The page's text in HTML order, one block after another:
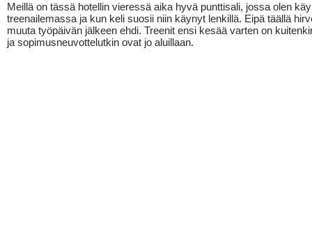
Meillä on tässä hotellin vieressä aika hyvä punttisali, jossa olen
treenailemassa ja kun keli suosii niin käynyt lenkillä. Eipä täällä
muuta työpäivän jälkeen ehdi. Treenit ensi kesää varten on
ja sopimusneuvottelutkin ovat jo aluillaan.